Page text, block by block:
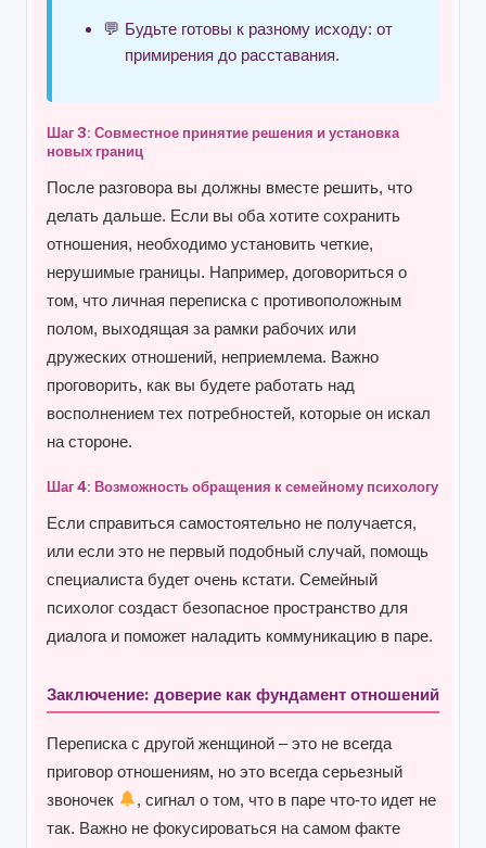
Будьте готовы к разному исходу: от
примирения до расставания.
Шаг 3: Совместное принятие решения и установка
новых границ
После разговора вы должны вместе решить, что
делать дальше. Если вы оба хотите сохранить
отношения, необходимо установить четкие,
нерушимые границы. Например, договориться о
том, что личная переписка с противоположным
полом, выходящая за рамки рабочих или
дружеских отношений, неприемлема. Важно
проговорить, как вы будете работать над
восполнением тех потребностей, которые он искал
на стороне.
Шаг 4: Возможность обращения к семейному психологу
Если справиться самостоятельно не получается,
или если это не первый подобный случай, помощь
специалиста будет очень кстати. Семейный
психолог создаст безопасное пространство для
диалога и поможет наладить коммуникацию в паре.
Заключение: доверие как фундамент отношений
Переписка с другой женщиной – это не всегда
приговор отношениям, но это всегда серьезный
звоночек
, сигнал о том, что в паре что-то идет не
так. Важно не фокусироваться на самом факте